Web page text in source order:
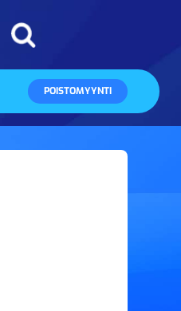
POISTOMYYNTI